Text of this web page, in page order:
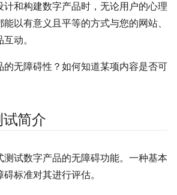
计和构建数字产品时，无论用户的心理
以有意义且平等的方式与您的网站、
动。
的无障碍性？如何知道某项内容是否可
简介
测试数字产品的无障碍功能。一种基本
标准对其进行评估。